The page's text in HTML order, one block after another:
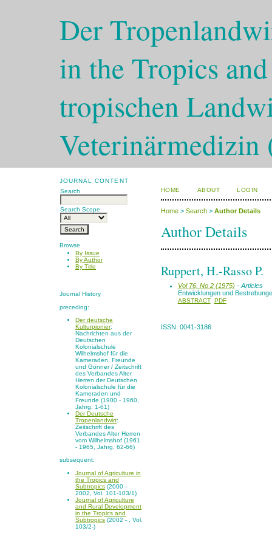
Der
in the Tropics
tropischen
Veterinärmedizin
JOURNAL CONTENT
Search
Search Scope
Browse
By Issue
By Author
By Title
Journal History
preceding:
Der deutsche
Kulturpionier:
Nachrichten aus der
Deutschen
Kolonialschule
Wilhelmshof für die
Kameraden, Freunde
und Gönner / Zeitschrift
des Verbandes Alter
Herren der Deutschen
Kolonialschule für die
Kameraden und
Freunde (1900 - 1960,
Jahrg. 1-61)
Der Deutsche
Tropenlandwirt:
Zeitschrift des
Verbandes Alter Herren
vom Wilhelmshof (1961
- 1965, Jahrg. 62-66)
subsequent:
Journal of Agriculture in
the Tropics and
Subtropics (2000 -
2002, Vol. 101-103/1)
Journal of Agriculture
and Rural Development
in the Tropics and
Subtropics (2002 - , Vol.
103/2-)
HOME ABOUT LOGIN
Home> Search> Author Details
Author Details
Ruppert, H.-Rasso P.
Vol 76, No 2 (1975) - Articles
Entwicklungen und
ABSTRACT PDF
ISSN: 0041-3186